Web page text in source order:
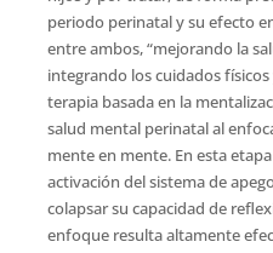
periodo perinatal y su efecto
entre ambos, “mejorando la
integrando los cuidados
terapia basada en la
salud mental perinatal al
mente en mente. En esta
activación del sistema de
colapsar su capacidad de
enfoque resulta altamente